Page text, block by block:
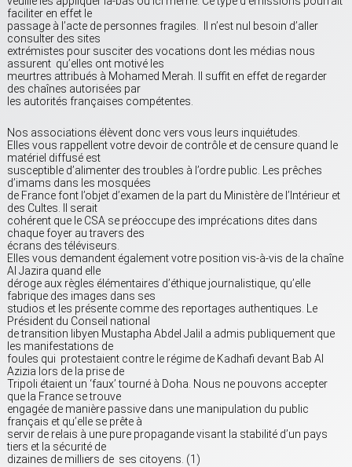
faciliter en effet le
passage à l’acte de personnes fragiles. Il n’est nul besoin d’aller
consulter des sites
extrémistes pour susciter des vocations dont les médias nous
assurent qu’elles ont motivé les
meurtres attribués à Mohamed Merah. Il suffit en effet de regarder
des chaînes autorisées par
les autorités françaises compétentes.
Nos associations élèvent donc vers vous leurs inquiétudes.
Elles vous rappellent votre devoir de contrôle et de censure quand le
matériel diffusé est
susceptible d’alimenter des troubles à l’ordre public. Les prêches
d’imams dans les mosquées
de France font l’objet d’examen de la part du Ministère de l’Intérieur et
des Cultes. Il serait
cohérent que le CSA se préoccupe des imprécations dites dans
chaque foyer au travers des
écrans des téléviseurs.
Elles vous demandent également votre position vis-à-vis de la chaîne
Al Jazira quand elle
déroge aux règles élémentaires d’éthique journalistique, qu’elle
fabrique des images dans ses
studios et les présente comme des reportages authentiques. Le
Président du Conseil national
de transition libyen Mustapha Abdel Jalil a admis publiquement que
les manifestations de
foules qui protestaient contre le régime de Kadhafi devant Bab Al
Azizia lors de la prise de
Tripoli étaient un ‘faux’ tourné à Doha. Nous ne pouvons accepter
que la France se trouve
engagée de manière passive dans une manipulation du public
français et qu’elle se prête à
servir de relais à une pure propagande visant la stabilité d’un pays
tiers et la sécurité de
dizaines de milliers de ses citoyens. (1)